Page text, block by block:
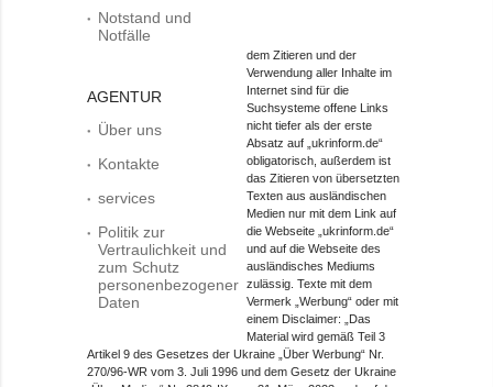
Notstand und
Notfälle
AGENTUR
Über uns
Kontakte
services
Politik zur
Vertraulichkeit und
zum Schutz
personenbezogener
Daten
dem Zitieren und der
Verwendung aller Inhalte im
Internet sind für die
Suchsysteme offene Links
nicht tiefer als der erste
Absatz auf „ukrinform.de“
obligatorisch, außerdem ist
das Zitieren von übersetzten
Texten aus ausländischen
Medien nur mit dem Link auf
die Webseite „ukrinform.de“
und auf die Webseite des
ausländisches Mediums
zulässig. Texte mit dem
Vermerk „Werbung“ oder mit
einem Disclaimer: „Das
Material wird gemäß Teil 3
Artikel 9 des Gesetzes der Ukraine „Über Werbung“ Nr.
270/96-WR vom 3. Juli 1996 und dem Gesetz der Ukraine